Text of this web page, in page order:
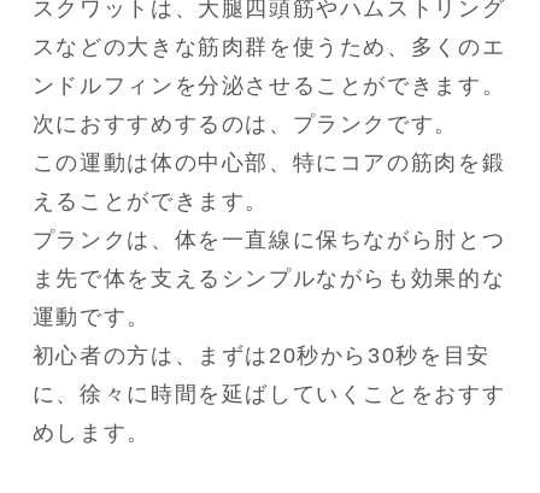
スクワットは、大腿四頭筋やハムストリング
スなどの大きな筋肉群を使うため、多くのエ
ンドルフィンを分泌させることができます。
次におすすめするのは、プランクです。
この運動は体の中心部、特にコアの筋肉を鍛
えることができます。
プランクは、体を一直線に保ちながら肘とつ
ま先で体を支えるシンプルながらも効果的な
運動です。
初心者の方は、まずは20秒から30秒を目安
に、徐々に時間を延ばしていくことをおすす
めします。